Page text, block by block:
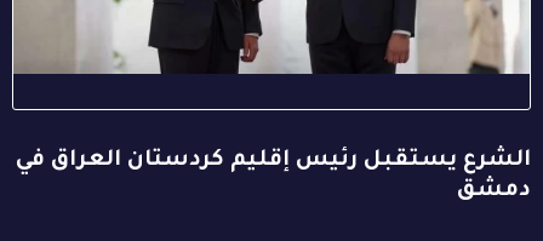
الشرع يستقبل رئيس إقليم كردستان العراق في
دمشق